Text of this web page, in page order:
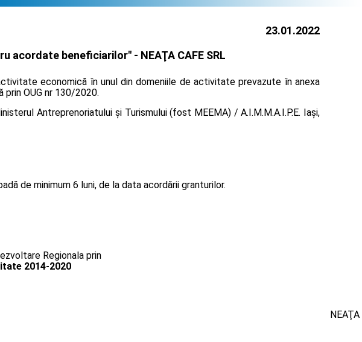
23.01.2022
acordate beneficiarilor" - NEAŢA CAFE SRL
economică în unul din domeniile de activitate prevazute în anexa
prin OUG nr 130/2020.
Antreprenoriatului și Turismului (fost MEEMA) / A.I.M.M.A.I.P.E. Iaşi,
de minimum 6 luni, de la data acordării granturilor.
Regionala prin
2014-2020